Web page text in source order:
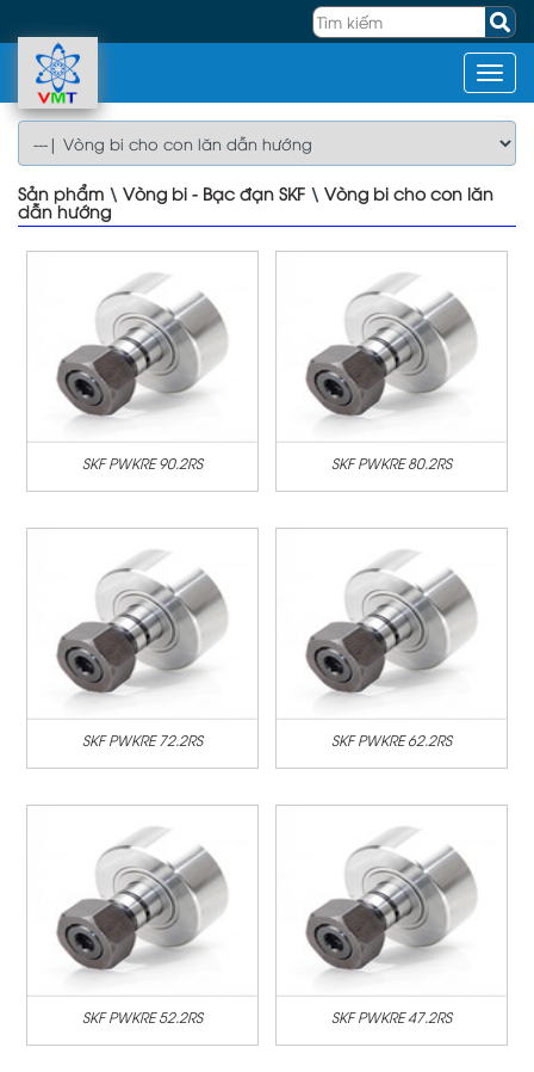
Sản phẩm \ Vòng bi - Bạc đạn SKF \ Vòng bi cho con lăn
dẫn hướng
SKF PWKRE 90.2RS SKF PWKRE 80.2RS
SKF PWKRE 72.2RS SKF PWKRE 62.2RS
SKF PWKRE 52.2RS SKF PWKRE 47.2RS